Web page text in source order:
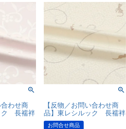
合わせ商
ク 長襦袢
【反物／お問い合わせ商
品】東レシルック 長襦袢
お問合せ商品